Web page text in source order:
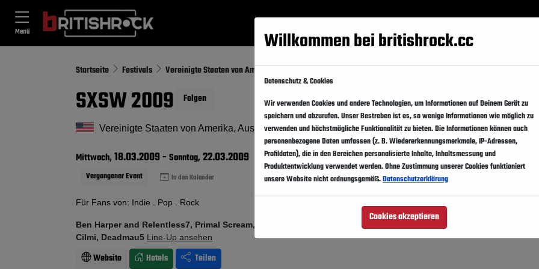
Menü
Festivals
Startseite Festivals Vereinigte Staaten von Amerika SXSW 2009
SXSW 2009 Folgen
Vereinigte Staaten von Amerika, Austin, Austin Convention Center
Mittwoch, 18.03.2009- Sonntag, 22.03.2009
Vergangener Event In den Kalender
Für Fans von: Indie . Pop . Rock
Ben Harper and Relentless7, Primal Scream, Starsailor, Melissa Auf der Maur, Dredg, Gabriella
Cilmi, Deadmau5 Line-Up ansehen
Website Hotels Teilen
Willkommen bei britishrock.cc
Datenschutz & Cookies
Wir verwenden Cookies und andere Technologien, um Informationen auf Deinem Gerät zu
speichern und abzurufen. Unser Bestreben ist es, so wenige Informationen wie möglich zu
verwenden und höchstmögliche Funktionalität zu bieten. Die Informationen können auch
personenbezogene Daten umfassen (z. B. Wiedererkennungsmerkmale, IP-Adressen,
Profildaten), die in den Bereichen personalisierte Inhalte, Inhaltsmessung und
Produktentwicklung verwendet werden. Ohne Zustimmung unserer Cookies funktioniert
unsere Website nicht ordnungsgemäß.Datenschutzerklärung
Cookies akzeptieren